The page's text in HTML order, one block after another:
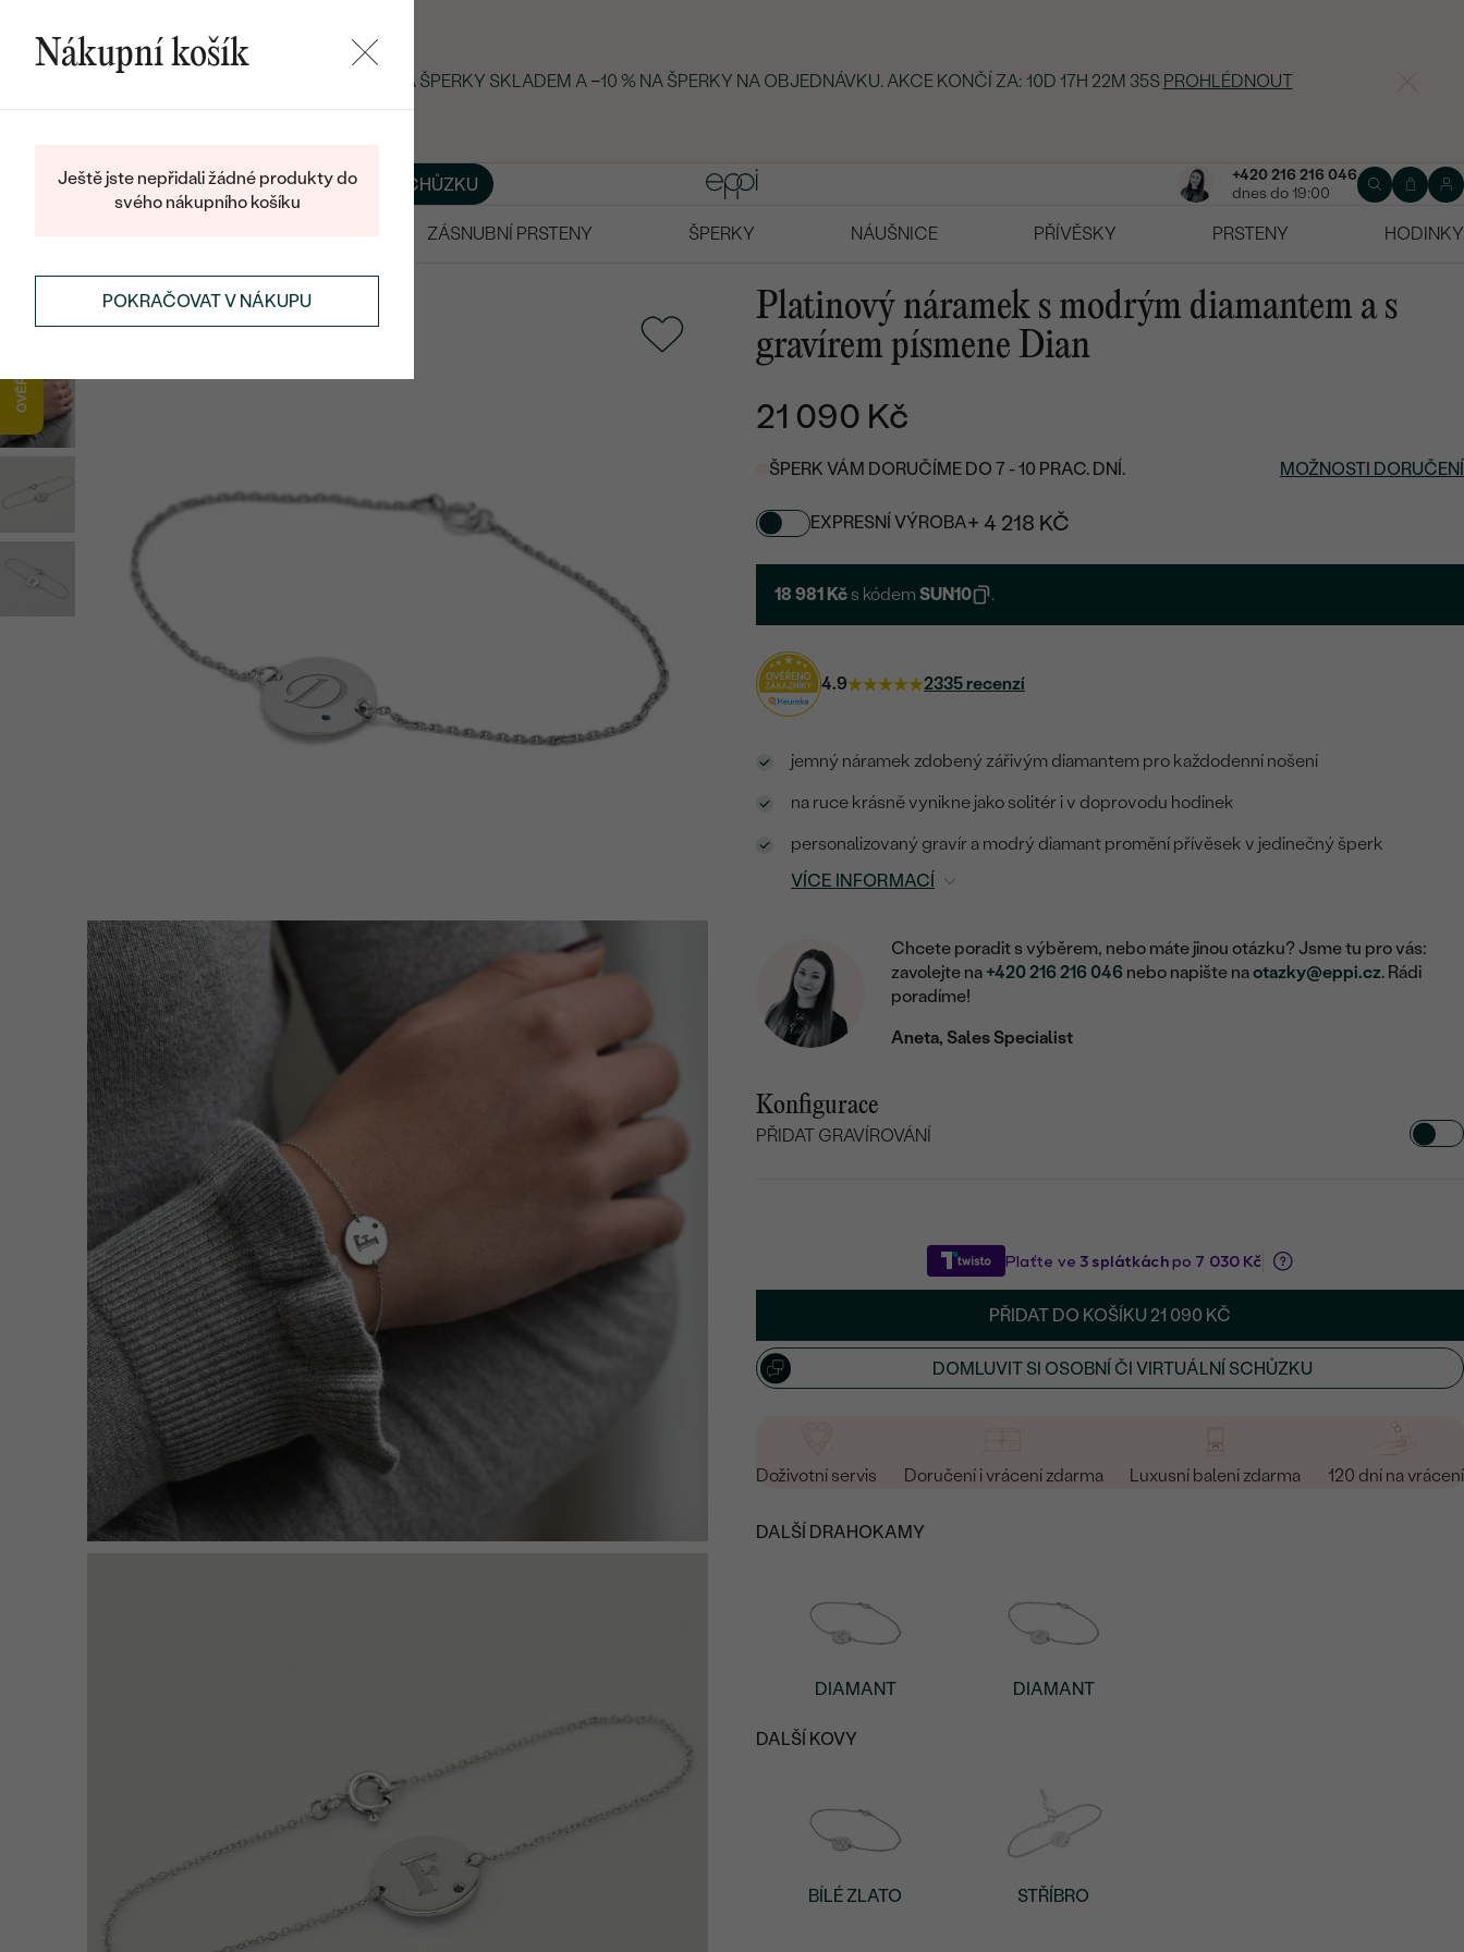
LETNÍ BLACK FRIDAY: −25 % NA ŠPERKY SKLADEM A −10 % NA ŠPERKY NA OBJEDNÁVKU. AKCE KONČÍ ZA: 10D 17H 22M 34S PROHLÉDNOUT
BLOGŠPERKY NA MÍRU DOMLUVIT SI SCHŮZKU
+420 216 216 046
dnes do 19:00
ZÁSNUBNÍ PRSTENY ŠPERKY NÁUŠNICE PŘÍVĚSKY PRSTENY
HODINKY
NÁRAMKYNÁRAMKY S VLASTNÍM TEXTEM
Platinový náramek s modrým diamantem a s
gravírem písmene Dian
21 090 Kč
ŠPERK VÁM DORUČÍME DO 7 - 10 PRAC. DNÍ. MOŽNOSTI DORUČENÍ
EXPRESNÍ VÝROBA+ 4 218 KČ
18 981 Kč s kódemSUN10 .
4.9 2335 recenzí
jemný náramek zdobený zářivým diamantem pro každodenní nošení
na ruce krásně vynikne jako solitér i v doprovodu hodinek
personalizovaný gravír a modrý diamant promění přívěsek v jedinečný šperk
VÍCE INFORMACÍ
Chcete poradit s výběrem, nebo máte jinou otázku? Jsme tu pro vás:
zavolejte na +420 216 216 046 nebo napište naotazky@eppi.cz. Rádi
poradíme!
Aneta, Sales Specialist
Konfigurace
PŘIDAT GRAVÍROVÁNÍ
PŘIDAT DO KOŠÍKU 21 090 KČ
DOMLUVIT SI OSOBNÍ ČI VIRTUÁLNÍ SCHŮZKU
Doživotní servis Doručení i vrácení zdarma Luxusní balení zdarma 120 dní na vrácení
DALŠÍ DRAHOKAMY
DIAMANT DIAMANT
DALŠÍ KOVY
BÍLÉ ZLATO STŘÍBRO
Nákupní košík
Ještě jste nepřidali žádné produkty do
svého nákupního košíku
POKRAČOVAT V NÁKUPU